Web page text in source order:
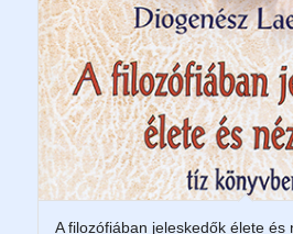
A filozófiában jeleskedők élete és